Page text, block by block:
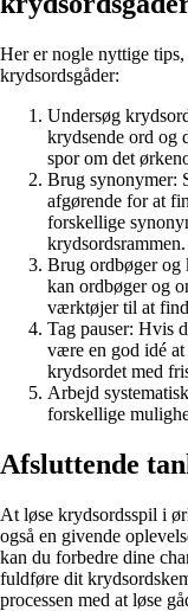
Her er nogle nyttige
krydsordsgåder:
Undersøg
krydsende ord og
spor om det
Brug synonymer:
afgørende for at
forskellige
krydsordsrammen.
Brug ordbøger og
kan ordbøger og
værktøjer til at
Tag pauser: Hvis
være en god idé at
krydsordet med
Arbejd
forskellige
Afsluttende
At løse krydsordsspil i
også en givende
kan du forbedre dine
fuldføre dit
processen med at løse